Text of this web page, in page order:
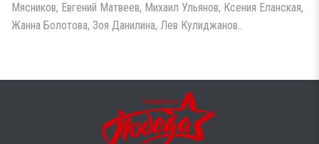
Мясников, Евгений Матвеев, Михаил Ульянов, Ксения Еланская,
Жанна Болотова, Зоя Данилина, Лев Кулиджанов..